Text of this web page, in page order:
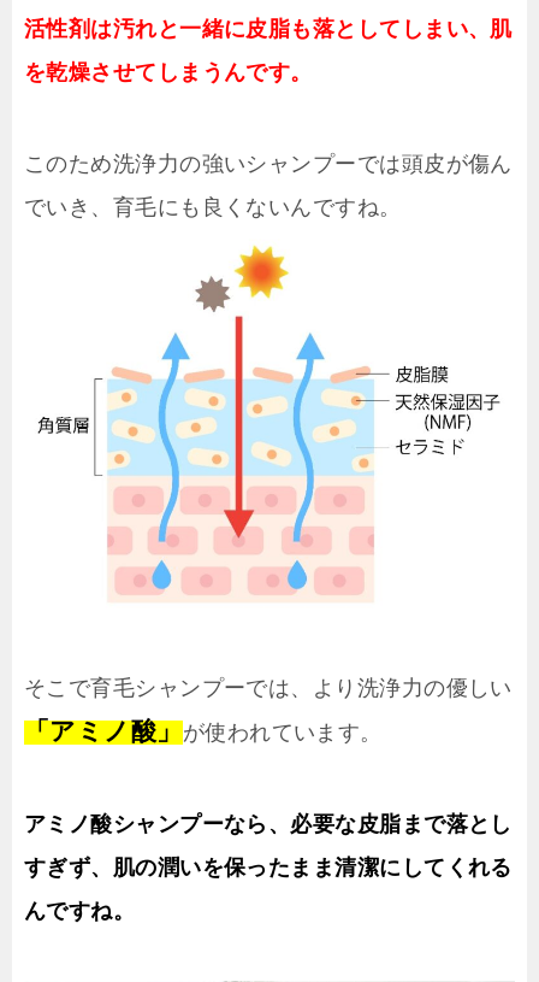
活性剤は汚れと一緒に皮脂も落としてしまい、肌
を乾燥させてしまうんです。
このため洗浄力の強いシャンプーでは頭皮が傷ん
でいき、育毛にも良くないんですね。
そこで育毛シャンプーでは、より洗浄力の優しい
「アミノ酸」 が使われています。
アミノ酸シャンプーなら、必要な皮脂まで落とし
すぎず、肌の潤いを保ったまま清潔にしてくれる
んですね。